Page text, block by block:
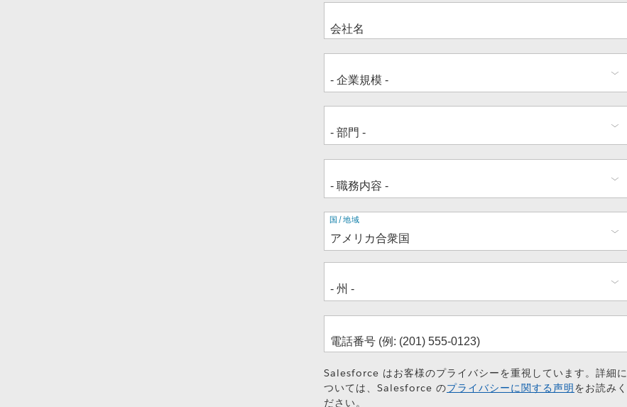
住
所
国/地域
Salesforce はお客様のプライバシーを重視しています。詳細に
ついては、Salesforce のプライバシーに関する声明をお読みく
ださい。